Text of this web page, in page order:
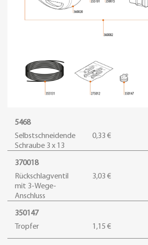
5468
Selbstschneidende
Schraube 3 x 13
0,33 €
370018
Rückschlagventil
mit 3-Wege-
Anschluss
3,03 €
350147
Tropfer
1,15 €